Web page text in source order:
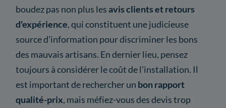
boudez pas non plus lesavis clients et retours
d'expérience, qui constituent une judicieuse
source d'information pour discriminer les bons
des mauvais artisans. En dernier lieu, pensez
toujours à considérer le coût de l'installation. Il
est important de rechercher un bon rapport
qualité-prix, mais méfiez-vous des devis trop